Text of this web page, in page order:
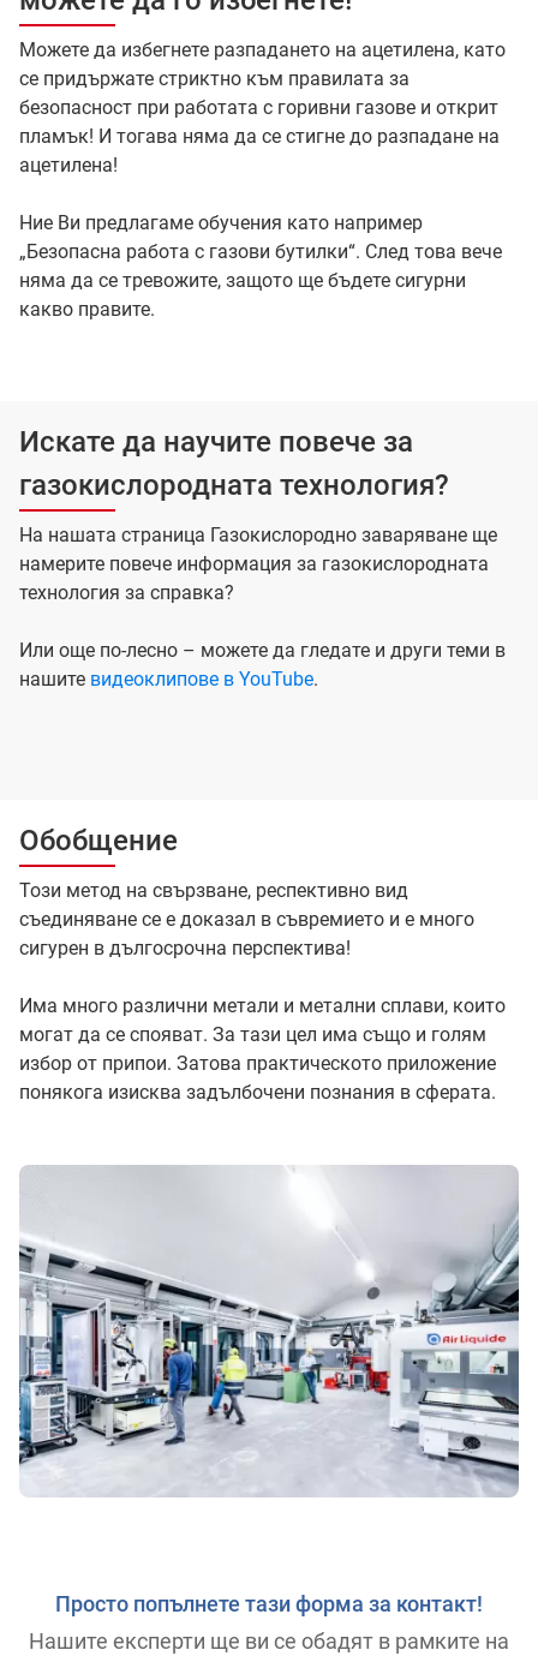
Можете да избегнете разпадането на ацетилена, като
се придържате стриктно към правилата за
безопасност при работата с горивни газове и открит
пламък! И тогава няма да се стигне до разпадане на
ацетилена!
Ние Ви предлагаме обучения като например
„Безопасна работа с газови бутилки“. След това вече
няма да се тревожите, защото ще бъдете сигурни
какво правите.
Искате да научите повече за
газокислородната технология?
На нашата страница Газокислородно заваряване ще
намерите повече информация за газокислородната
технология за справка?
Или още по-лесно – можете да гледате и други теми в
нашите видеоклипове в YouTube.
Обобщение
Този метод на свързване, респективно вид
съединяване се е доказал в съвремието и e много
сигурен в дългосрочна перспектива!
Има много различни метали и метални сплави, които
могат да се спояват. За тази цел има също и голям
избор от припои. Затова практическото приложение
понякога изисква задълбочени познания в сферата.
Просто попълнете тази форма за контакт!
Нашите експерти ще ви се обадят в рамките на